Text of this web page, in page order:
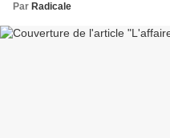
Par Radicale